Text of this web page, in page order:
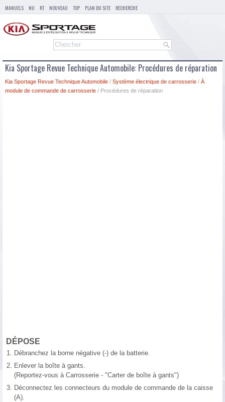
MANUELS NU RT NOUVEAU TOP PLAN DU SITE RECHERCHE
Kia Sportage Revue Technique Automobile: Procédures de réparation
Kia Sportage Revue Technique Automobile / Système électrique de carrosserie / À
module de commande de carrosserie / Procédures de réparation
DÉPOSE
1. Débranchez la borne négative (-) de la batterie.
2. Enlever la boîte à gants.
(Reportez-vous à Carrosserie - "Carter de boîte à gants")
3. Déconnectez les connecteurs du module de commande de la caisse
(A).